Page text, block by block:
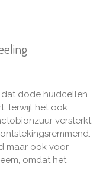
dode huidcellen
terwijl het ook
versterkt
maar ook voor
omdat het